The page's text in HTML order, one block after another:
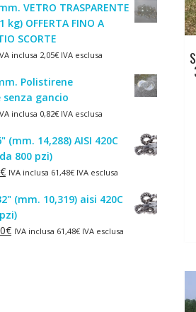
attuale
è:
38,00€.
VETRO TRASPARENTE
OFFERTA FINO A
SCORTE
inclusa 2,05€ IVA esclusa
Polistirene
gancio
inclusa 0,82€ IVA esclusa
(mm. 14,288) AISI 420C
800 pzi)
€Il
attuale
è:
75,00€.
IVA inclusa 61,48€ IVA esclusa
(mm. 10,319) aisi 420C
€IlIVA inclusa 61,48€ IVA esclusa